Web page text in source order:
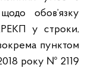
обов’язку
у строки,
пунктом
року № 2119